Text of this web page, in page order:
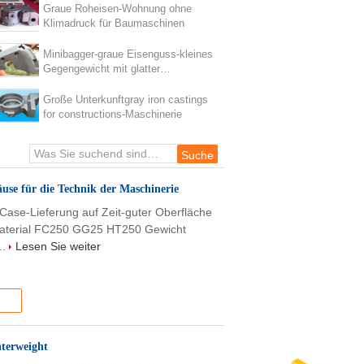
Graue Roheisen-Wohnung ohne
Klimadruck für Baumaschinen
Minibagger-graue Eisenguss-kleines
Gegengewicht mit glatter
Große Unterkunftgray iron castings
for constructions-Maschinerie
für die Technik der Maschinerie
Lieferung auf Zeit-guter Oberfläche
FC250 GG25 HT250 Gewicht
Lesen Sie weiter